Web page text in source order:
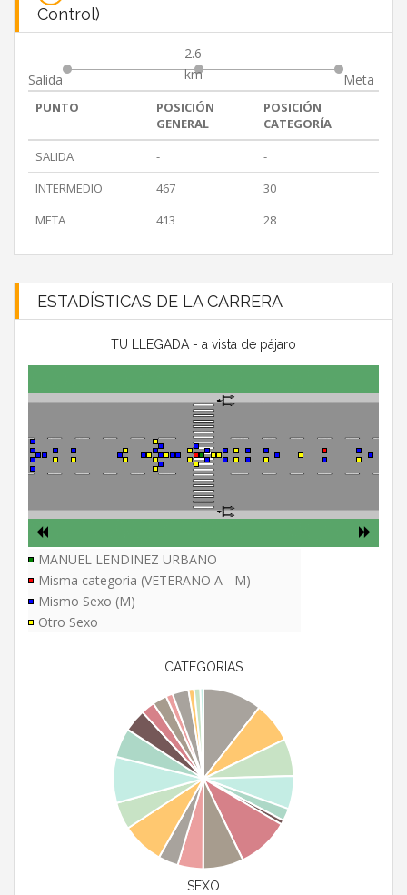
Control)
Salida
2.6
km
Meta
PUNTO
POSICIÓN
GENERAL
POSICIÓN
CATEGORÍA
SALIDA
-
-
INTERMEDIO
467
30
META
413 28
ESTADÍSTICAS DE LA CARRERA
TU LLEGADA - a vista de pájaro
MANUEL LENDINEZ URBANO
Misma categoria (VETERANO A - M)
Mismo Sexo (M)
Otro Sexo
CATEGORIAS
SEXO